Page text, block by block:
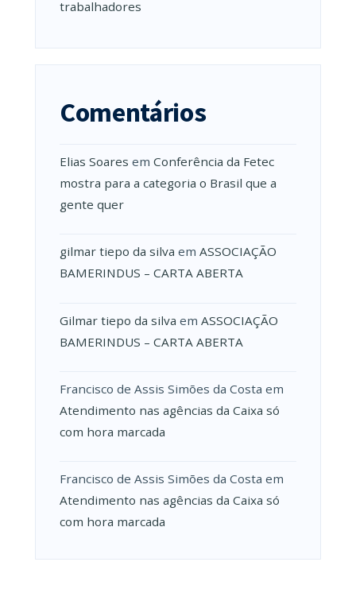
trabalhadores
Comentários
Elias Soares em Conferência da Fetec
mostra para a categoria o Brasil que a
gente quer
gilmar tiepo da silva em ASSOCIAÇÃO
BAMERINDUS – CARTA ABERTA
Gilmar tiepo da silva em ASSOCIAÇÃO
BAMERINDUS – CARTA ABERTA
Francisco de Assis Simões da Costa em
Atendimento nas agências da Caixa só
com hora marcada
Francisco de Assis Simões da Costa em
Atendimento nas agências da Caixa só
com hora marcada